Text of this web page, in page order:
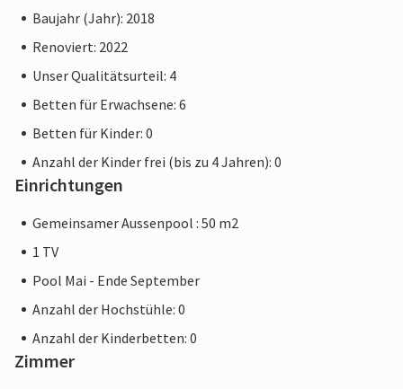
Baujahr (Jahr): 2018
Renoviert: 2022
Unser Qualitätsurteil: 4
Betten für Erwachsene: 6
Betten für Kinder: 0
Anzahl der Kinder frei (bis zu 4 Jahren): 0
Einrichtungen
Gemeinsamer Aussenpool : 50 m2
1 TV
Pool Mai - Ende September
Anzahl der Hochstühle: 0
Anzahl der Kinderbetten: 0
Zimmer